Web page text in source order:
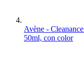
Avène -
50ml, con color